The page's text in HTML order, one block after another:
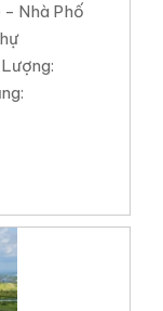
- Nhà Phố